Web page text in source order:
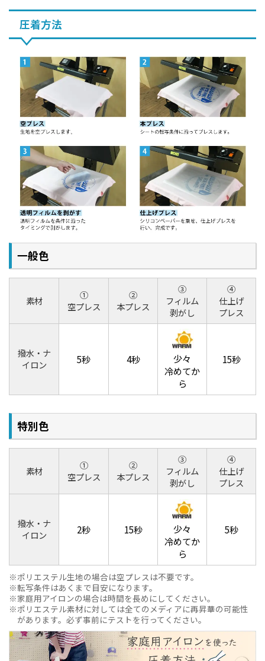
圧着方法
一般色
素材
①
空プレス
②
本プレス
③
フィルム
剥がし
④
仕上げ
プレス
撥水・ナ
イロン
5秒 4秒
少々
冷めてか
ら
15秒
特別色
素材
①
空プレス
②
本プレス
③
フィルム
剥がし
④
仕上げ
プレス
撥水・ナ
イロン
2秒 15秒
少々
冷めてか
ら
5秒
ポリエステル生地の場合は空プレスは不要です。
転写条件はあくまで目安になります。
家庭用アイロンの場合は時間を長めにしてください。
ポリエステル素材に対しては全てのメディアに再昇華の可能性
があります。必ず事前にテストを行ってください。